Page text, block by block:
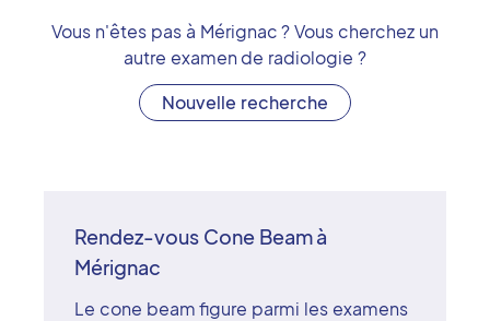
Vous n'êtes pas à Mérignac? Vous cherchez un
autre examen de radiologie ?
Nouvelle recherche
Rendez-vous Cone Beam à
Mérignac
Le cone beam figure parmi les examens